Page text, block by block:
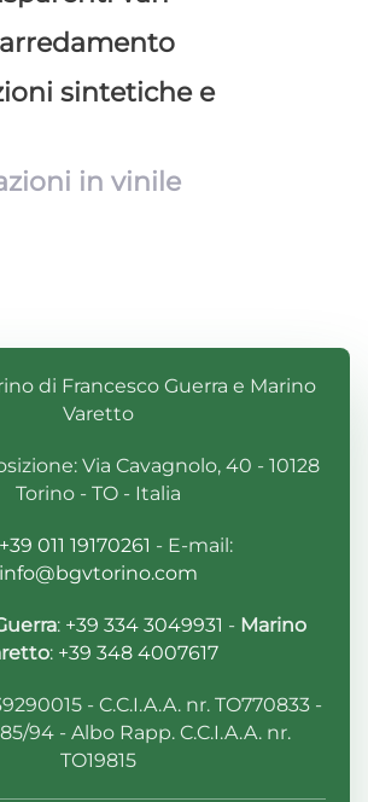
sintetiche e
in vinile
di Francesco Guerra e Marino
Varetto
Via Cavagnolo, 40 - 10128
Torino - TO - Italia
+39 011 19170261 - E-mail:
info@bgvtorino.com
: +39 334 3049931 - Marino
: +39 348 4007617
- C.C.I.A.A. nr. TO770833 -
94 - Albo Rapp. C.C.I.A.A. nr.
TO19815